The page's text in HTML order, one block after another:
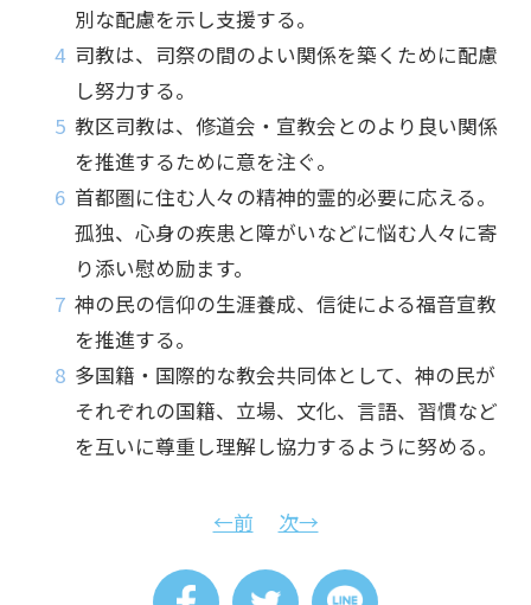
別な配慮を示し支援する。
司教は、司祭の間のよい関係を築くために配慮
し努力する。
教区司教は、修道会・宣教会とのより良い関係
を推進するために意を注ぐ。
首都圏に住む人々の精神的霊的必要に応える。
孤独、心身の疾患と障がいなどに悩む人々に寄
り添い慰め励ます。
神の民の信仰の生涯養成、信徒による福音宣教
を推進する。
多国籍・国際的な教会共同体として、神の民が
それぞれの国籍、立場、文化、言語、習慣など
を互いに尊重し理解し協力するように努める。
←前 次→